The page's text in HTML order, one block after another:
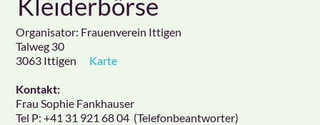
Organisator: Frauenverein Ittigen
Talweg 30
3063 Ittigen Karte
Kontakt:
Frau Sophie Fankhauser
Tel P:+41 31 921 68 04 (Telefonbeantworter)